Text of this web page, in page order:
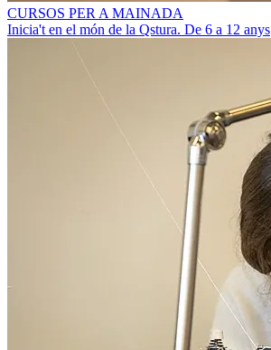
CURSOS PER A MAINADA
Inicia't en el món de la Qstura. De 6 a 12 anys